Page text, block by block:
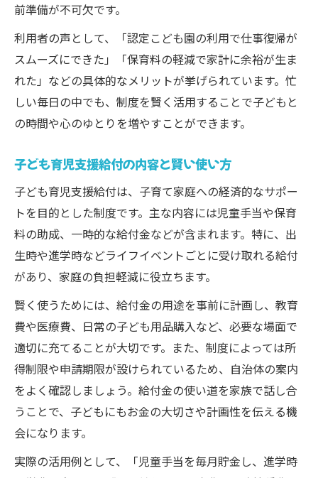
前準備が不可欠です。
利用者の声として、「認定こども園の利用で仕事復帰が
スムーズにできた」「保育料の軽減で家計に余裕が生ま
れた」などの具体的なメリットが挙げられています。忙
しい毎日の中でも、制度を賢く活用することで子どもと
の時間や心のゆとりを増やすことができます。
子ども育児支援給付の内容と賢い使い方
子ども育児支援給付は、子育て家庭への経済的なサポー
トを目的とした制度です。主な内容には児童手当や保育
料の助成、一時的な給付金などが含まれます。特に、出
生時や進学時などライフイベントごとに受け取れる給付
があり、家庭の負担軽減に役立ちます。
賢く使うためには、給付金の用途を事前に計画し、教育
費や医療費、日常の子ども用品購入など、必要な場面で
適切に充てることが大切です。また、制度によっては所
得制限や申請期限が設けられているため、自治体の案内
をよく確認しましょう。給付金の使い道を家族で話し合
うことで、子どもにもお金の大切さや計画性を伝える機
会になります。
実際の活用例として、「児童手当を毎月貯金し、進学時